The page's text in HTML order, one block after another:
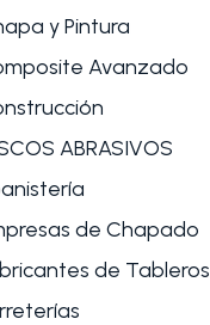
y Pintura
Avanzado
ABRASIVOS
de Chapado
de Tableros